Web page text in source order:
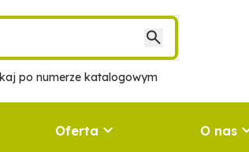
po numerze katalogowym
Oferta O nas